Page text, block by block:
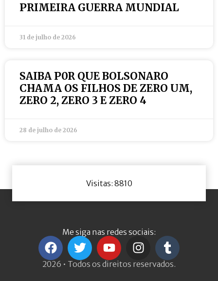
PRIMEIRA GUERRA MUNDIAL
31 de julho de 2026
SAIBA P0R QUE BOLSONARO
CHAMA OS FILHOS DE ZERO UM,
ZERO 2, ZERO 3 E ZERO 4
28 de julho de 2026
Visitas: 8810
Me siga nas redes sociais:
2026 • Todos os direitos reservados.